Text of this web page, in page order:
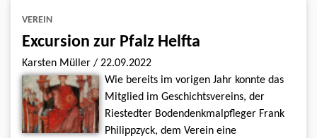
VEREIN
Excursion zur Pfalz Helfta
Karsten Müller / 22.09.2022
Wie bereits im vorigen Jahr konnte das
Mitglied im Geschichtsvereins, der
Riestedter Bodendenkmalpfleger Frank
Philippzyck, dem Verein eine